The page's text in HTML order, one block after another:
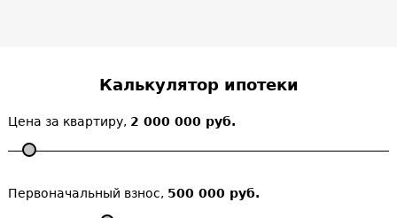
Калькулятор ипотеки
Цена за квартиру, 2 000 000 руб.
Первоначальный взнос, 500 000 руб.